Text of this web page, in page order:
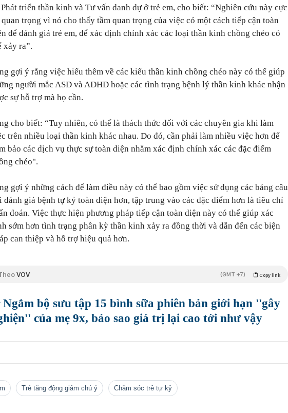
triển thần kinh và Tư vấn danh dự ở trẻ em, cho biết: “Nghiên cứu này cực
trọng vì nó cho thấy tầm quan trọng của việc có một cách tiếp cận toàn
để đánh giá trẻ em, để xác định chính xác các loại thần kinh chồng chéo có
xảy ra”.
gợi ý rằng việc hiểu thêm về các kiểu thần kinh chồng chéo này có thể giúp
người mắc ASD và ADHD hoặc các tình trạng bệnh lý thần kinh khác nhận
sự hỗ trợ mà họ cần.
cho biết: “Tuy nhiên, có thể là thách thức đối với các chuyên gia khi làm
trên nhiều loại thần kinh khác nhau. Do đó, cần phải làm nhiều việc hơn để
bảo các dịch vụ thực sự toàn diện nhằm xác định chính xác các đặc điểm
chéo".
gợi ý những cách để làm điều này có thể bao gồm việc sử dụng các bảng câu
đánh giá bệnh tự kỷ toàn diện hơn, tập trung vào các đặc điểm hơn là tiêu chí
đoán. Việc thực hiện phương pháp tiếp cận toàn diện này có thể giúp xác
sớm hơn tình trạng phân kỳ thần kinh xảy ra đồng thời và dẫn đến các biện
can thiệp và hỗ trợ hiệu quả hơn.
VOV Copy link
(GMT +7)
Ngắm bộ sưu tập 15 bình sữa phiên bản giới hạn ''gây
của mẹ 9x, bảo sao giá trị lại cao tới như vậy
Trẻ tăng động giảm chú ý chăm sóc trẻ tự kỷ